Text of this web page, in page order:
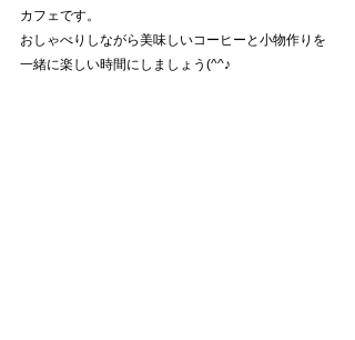
カフェです。
おしゃべりしながら美味しいコーヒーと小物作りを
一緒に楽しい時間にしましょう(^^♪